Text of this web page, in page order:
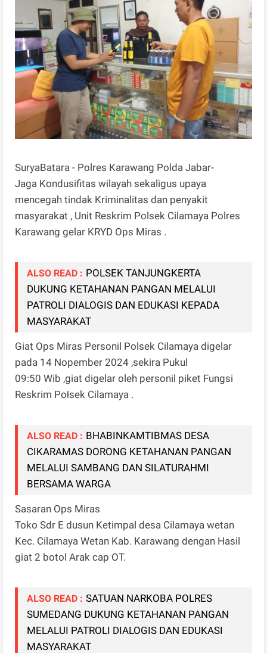
SuryaBatara - Polres Karawang Polda Jabar-
Jaga Kondusifitas wilayah sekaligus upaya
mencegah tindak Kriminalitas dan penyakit
masyarakat , Unit Reskrim Polsek Cilamaya Polres
Karawang gelar KRYD Ops Miras .
ALSO READ : POLSEK TANJUNGKERTA
DUKUNG KETAHANAN PANGAN MELALUI
PATROLI DIALOGIS DAN EDUKASI KEPADA
MASYARAKAT
Giat Ops Miras Personil Polsek Cilamaya digelar
pada 14 Nopember 2024 ,sekira Pukul
09:50 Wib ,giat digelar oleh personil piket Fungsi
Reskrim Połsek Cilamaya .
ALSO READ : BHABINKAMTIBMAS DESA
CIKARAMAS DORONG KETAHANAN PANGAN
MELALUI SAMBANG DAN SILATURAHMI
BERSAMA WARGA
Sasaran Ops Miras
Toko Sdr E dusun Ketimpal desa Cilamaya wetan
Kec. Cilamaya Wetan Kab. Karawang dengan Hasil
giat 2 botol Arak cap OT.
ALSO READ : SATUAN NARKOBA POLRES
SUMEDANG DUKUNG KETAHANAN PANGAN
MELALUI PATROLI DIALOGIS DAN EDUKASI
MASYARAKAT